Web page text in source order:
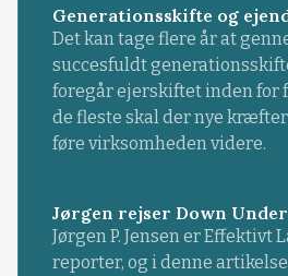
Generationsskifte og
Det kan tage flere år at
succesfuldt
foregår ejerskiftet inden for
de fleste skal der nye
føre virksomheden videre.
Jørgen rejser Down Under
Jørgen P. Jensen er Effektivt
reporter, og i denne